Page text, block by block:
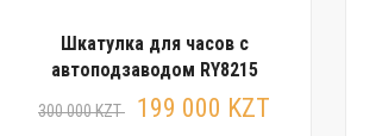
Шкатулка для часов с
автоподзаводом RY8215
300 000 KZT 199 000 KZT